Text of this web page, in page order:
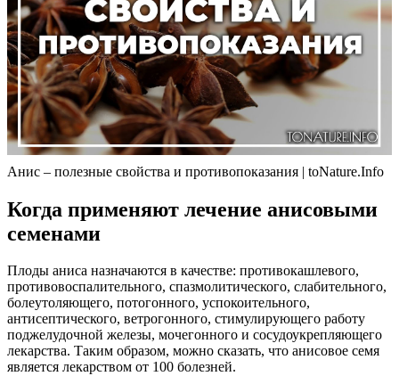
Анис – полезные свойства и противопоказания | toNature.Info
Когда применяют лечение анисовыми
семенами
Плоды аниса назначаются в качестве: противокашлевого,
противовоспалительного, спазмолитического, слабительного,
болеутоляющего, потогонного, успокоительного,
антисептического, ветрогонного, стимулирующего работу
поджелудочной железы, мочегонного и сосудоукрепляющего
лекарства. Таким образом, можно сказать, что анисовое семя
является лекарством от 100 болезней.